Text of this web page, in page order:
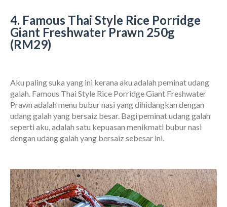
4. Famous Thai Style Rice Porridge
Giant Freshwater Prawn 250g
(RM29)
Aku paling suka yang ini kerana aku adalah peminat udang
galah. Famous Thai Style Rice Porridge Giant Freshwater
Prawn adalah menu bubur nasi yang dihidangkan dengan
udang galah yang bersaiz besar. Bagi peminat udang galah
seperti aku, adalah satu kepuasan menikmati bubur nasi
dengan udang galah yang bersaiz sebesar ini.